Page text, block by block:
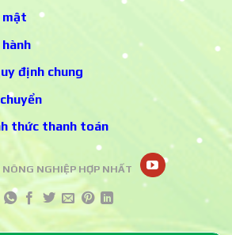
mật
định chung
thức thanh toán
NÔNG NGHIỆP HỢP NHẤT